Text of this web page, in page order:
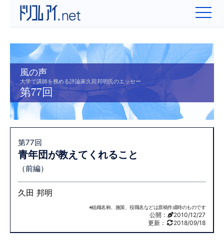
風の声
大学で講師を務める評論家久田邦明氏のエッセー
第77回
第77回
青年団が教えてくれること
（前編）
久田 邦明
※組織名称、施策、役職名などは原稿作成時のものです
公開：
2010/12/27
更新：
2018/09/18